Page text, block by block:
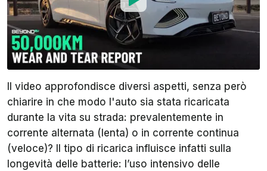
Il video approfondisce diversi aspetti, senza però
chiarire in che modo l'auto sia stata ricaricata
durante la vita su strada: prevalentemente in
corrente alternata (lenta) o in corrente continua
(veloce)? Il tipo di ricarica influisce infatti sulla
longevità delle batterie: l’uso intensivo delle